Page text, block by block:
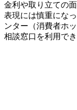
金利や取り立ての
表現には慎重にな
ンター（消費者ホ
相談窓口を利用でき